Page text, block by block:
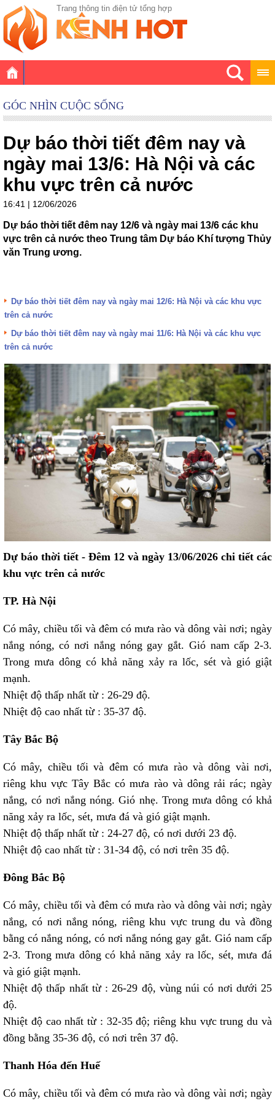
Trang thông tin điện tử tổng hợp
GÓC NHÌN CUỘC SỐNG
Dự báo thời tiết đêm nay và
ngày mai 13/6: Hà Nội và các
khu vực trên cả nước
16:41 | 12/06/2026
Dự báo thời tiết đêm nay 12/6 và ngày mai 13/6 các khu
vực trên cả nước theo Trung tâm Dự báo Khí tượng Thủy
văn Trung ương.
Dự báo thời tiết đêm nay và ngày mai 12/6: Hà Nội và các khu vực
trên cả nước
Dự báo thời tiết đêm nay và ngày mai 11/6: Hà Nội và các khu vực
trên cả nước
Dự báo thời tiết - Đêm 12 và ngày 13/06/2026 chi tiết các
khu vực trên cả nước
TP. Hà Nội
Có mây, chiều tối và đêm có mưa rào và dông vài nơi; ngày
nắng nóng, có nơi nắng nóng gay gắt. Gió nam cấp 2-3.
Trong mưa dông có khả năng xảy ra lốc, sét và gió giật
mạnh.
Nhiệt độ thấp nhất từ : 26-29 độ.
Nhiệt độ cao nhất từ : 35-37 độ.
Tây Bắc Bộ
Có mây, chiều tối và đêm có mưa rào và dông vài nơi,
riêng khu vực Tây Bắc có mưa rào và dông rải rác; ngày
nắng, có nơi nắng nóng. Gió nhẹ. Trong mưa dông có khả
năng xảy ra lốc, sét, mưa đá và gió giật mạnh.
Nhiệt độ thấp nhất từ : 24-27 độ, có nơi dưới 23 độ.
Nhiệt độ cao nhất từ : 31-34 độ, có nơi trên 35 độ.
Đông Bắc Bộ
Có mây, chiều tối và đêm có mưa rào và dông vài nơi; ngày
nắng, có nơi nắng nóng, riêng khu vực trung du và đồng
bằng có nắng nóng, có nơi nắng nóng gay gắt. Gió nam cấp
2-3. Trong mưa dông có khả năng xảy ra lốc, sét, mưa đá
và gió giật mạnh.
Nhiệt độ thấp nhất từ : 26-29 độ, vùng núi có nơi dưới 25
độ.
Nhiệt độ cao nhất từ : 32-35 độ; riêng khu vực trung du và
đồng bằng 35-36 độ, có nơi trên 37 độ.
Thanh Hóa đến Huế
Có mây, chiều tối và đêm có mưa rào và dông vài nơi; ngày